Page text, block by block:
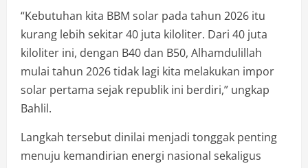
“Kebutuhan kita BBM solar pada tahun 2026 itu
kurang lebih sekitar 40 juta kiloliter. Dari 40 juta
kiloliter ini, dengan B40 dan B50, Alhamdulillah
mulai tahun 2026 tidak lagi kita melakukan impor
solar pertama sejak republik ini berdiri,” ungkap
Bahlil.
Langkah tersebut dinilai menjadi tonggak penting
menuju kemandirian energi nasional sekaligus